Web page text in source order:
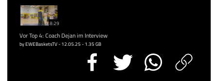
8:29
Vor Top 4: Coach Dejan im Interview
by EWEBasketsTV - 12.05.25 - 1.35 GB